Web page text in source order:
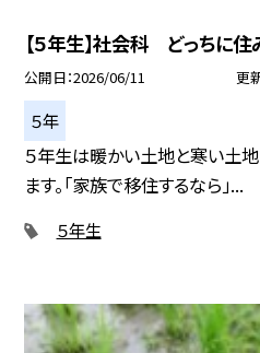
【５年生】社会科 どっちに
公開日 2026/06/11 更
５年
５年生は暖かい土地と寒い土
ます。「家族で移住するなら」...
５年生